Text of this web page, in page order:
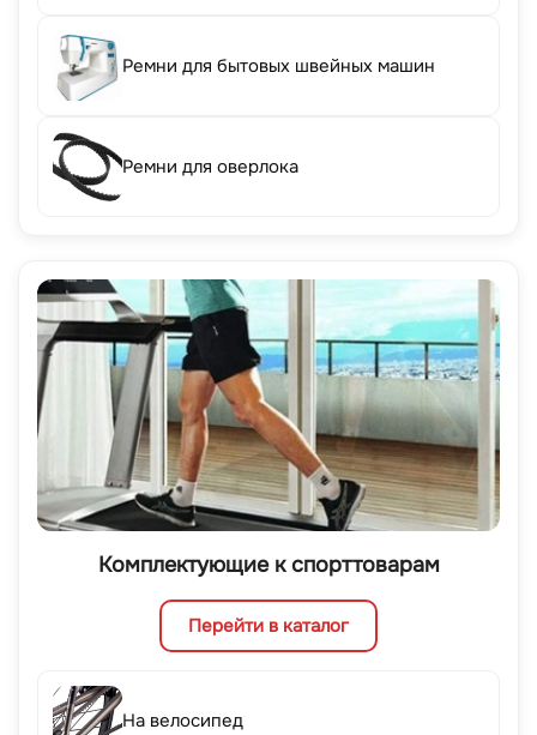
Ремни для бытовых швейных машин
Ремни для оверлока
Комплектующие к спорттоварам
Перейти в каталог
На велосипед